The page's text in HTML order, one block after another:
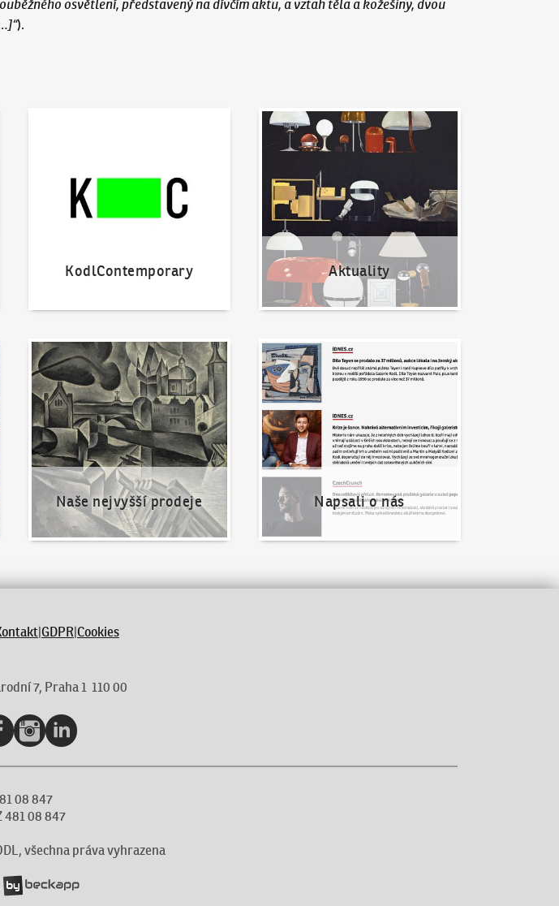
osvětlení, představený na dívčím aktu, a vztah těla a kožešiny, dvou
).
KodlContemporary Aktuality
Aktuality
Naše nejvyšší prodeje
Naše nejvyšší prodeje
Napsali o nás
Napsali o nás
|GDPR|Cookies
7, Praha 1 110 00
InstagramLinkedIn
08 847
481 08 847
všechna práva vyhrazena